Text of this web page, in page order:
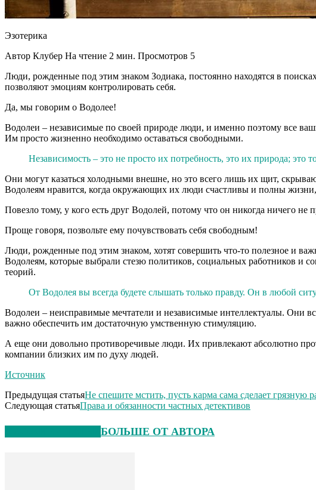
Эзотерика
Автор Клубер На чтение 2 мин. Просмотров 5
Люди, рожденные под этим знаком Зодиака, постоянно находятся в
позволяют эмоциям контролировать себя.
Да, мы говорим о Водолее!
Водолеи – независимые по своей природе люди, и именно поэтому все
Им просто жизненно необходимо оставаться свободными.
Независимость – это не просто их потребность, это их природа; это
Они могут казаться холодными внешне, но это всего лишь их щит,
Водолеям нравится, когда окружающих их люди счастливы и полны
Повезло тому, у кого есть друг Водолей, потому что он никогда ничего не
Проще говоря, позвольте ему почувствовать себя свободным!
Люди, рожденные под этим знаком, хотят совершить что-то полезное и
Водолеям, которые выбрали стезю политиков, социальных работников и
теорий.
От Водолея вы всегда будете слышать только правду. Он в любой
Водолеи – неисправимые мечтатели и независимые интеллектуалы. Они
важно обеспечить им достаточную умственную стимуляцию.
А еще они довольно противоречивые люди. Их привлекают абсолютно
компании близких им по духу людей.
Источник
Предыдущая статьяНе спешите мстить, пусть карма сама сделает грязную
Следующая статьяПрава и обязанности частных детективов
БОЛЬШЕ ОТ АВТОРА